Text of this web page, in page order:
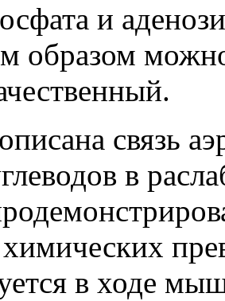
и
образом
связь
в
в ходе